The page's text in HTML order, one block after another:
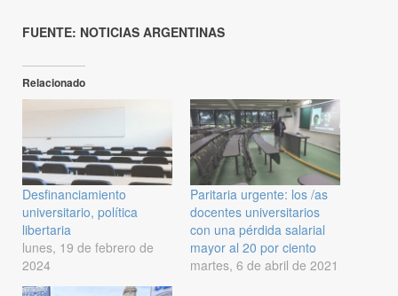
FUENTE: NOTICIAS ARGENTINAS
Relacionado
Desfinanciamiento
universitario, política
libertaria
lunes, 19 de febrero de
2024
Paritaria urgente: los /as
docentes universitarios
con una pérdida salarial
mayor al 20 por ciento
martes, 6 de abril de 2021